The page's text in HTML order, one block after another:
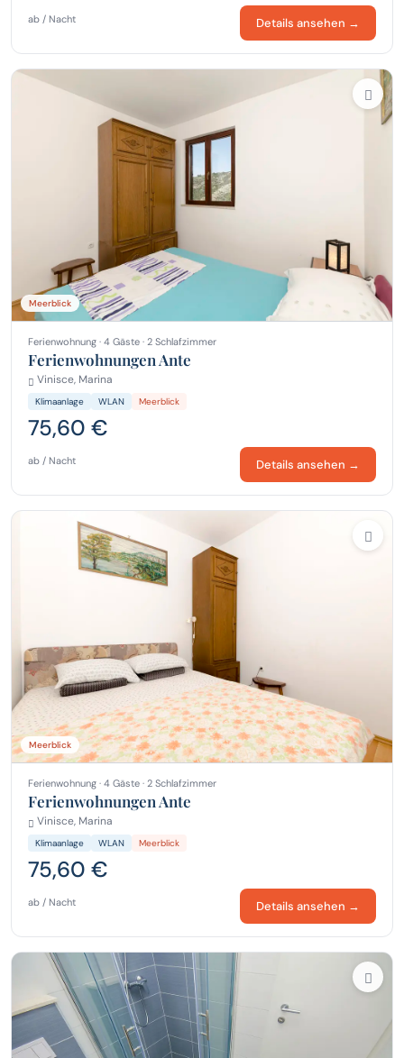
ab / Nacht Details ansehen →
Meerblick
Ferienwohnung · 4 Gäste · 2 Schlafzimmer
Ferienwohnungen Ante
Vinisce, Marina
Klimaanlage WLAN Meerblick
75,60 €
ab / Nacht Details ansehen →
Meerblick
Ferienwohnung · 4 Gäste · 2 Schlafzimmer
Ferienwohnungen Ante
Vinisce, Marina
Klimaanlage WLAN Meerblick
75,60 €
ab / Nacht Details ansehen →